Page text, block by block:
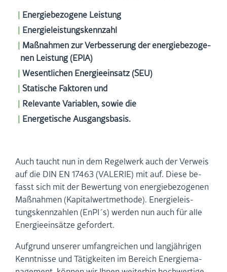
En­er­gie­be­zo­ge­ne Leis­tung
En­er­gie­leis­tungs­kenn­zahl
Maß­nah­men zur Ver­bes­se­rung der en­er­gie­be­zo­ge­
nen Leis­tung (EPIA)
We­sent­li­chen En­er­gie­ein­satz (SEU)
Sta­ti­sche Fak­to­ren und
Re­le­van­te Va­ria­blen, sowie die
En­er­ge­ti­sche Aus­gangs­ba­sis.
Auch taucht nun in dem Re­gel­werk auch der Ver­weis
auf die DIN EN 17463 (VA­LE­RIE) mit auf. Diese be­
fasst sich mit der Be­wer­tung von en­er­gie­be­zo­ge­nen
Maß­nah­men (Ka­pi­tal­wert­me­tho­de). En­er­gie­leis­
tungs­kenn­zah­len (EnPI´s) wer­den nun auch für alle
En­er­gie­ein­sät­ze ge­for­dert.
Auf­grund un­se­rer um­fang­rei­chen und lang­jäh­ri­gen
Kennt­nis­se und Tä­tig­kei­ten im Be­reich En­er­gie­ma­